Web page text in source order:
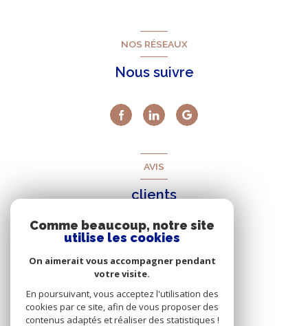
NOS RÉSEAUX
Nous suivre
AVIS
clients
Comme beaucoup, notre site
utilise les cookies
On aimerait vous accompagner pendant
votre visite.
En poursuivant, vous acceptez l'utilisation des
cookies par ce site, afin de vous proposer des
contenus adaptés et réaliser des statistiques !